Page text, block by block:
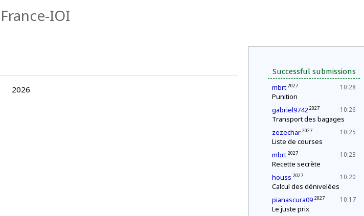
France-IOI
Successful submissions
10:28
mbrt 2027
Punition
10:26
gabriel9742 2027
Transport des bagages
10:25
zezechar 2027
Liste de courses
10:23
mbrt 2027
Recette secrète
10:20
houss 2027
Calcul des dénivelées
10:17
pianascura09 2027
Le juste prix
2026